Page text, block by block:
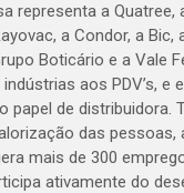
representa a Quatree,
a Condor, a Bic,
Boticário e a Vale
aos PDV’s, e
papel de distribuidora.
das pessoas,
mais de 300
ativamente do